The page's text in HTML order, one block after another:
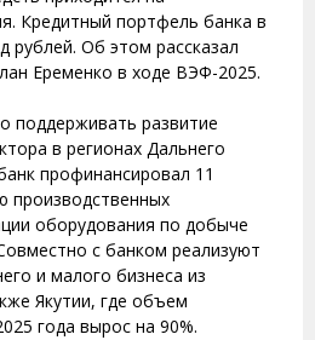
Кредитный портфель банка в
рублей. Об этом рассказал
Еременко в ходе ВЭФ-2025.
поддерживать развитие
в регионах Дальнего
профинансировал 11
производственных
оборудования по добыче
с банком реализуют
и малого бизнеса из
Якутии, где объем
года вырос на 90%.